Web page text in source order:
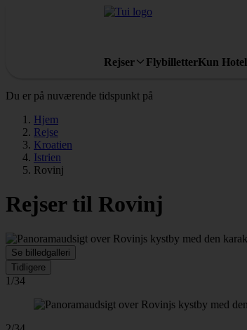
Rejser FlybilletterKun Hotel
Du er på nuværende tidspunkt på
Hjem
Rejse
Kroatien
Istrien
Rovinj
Rejser til Rovinj
Se billedgalleri
Tidligere
1/34